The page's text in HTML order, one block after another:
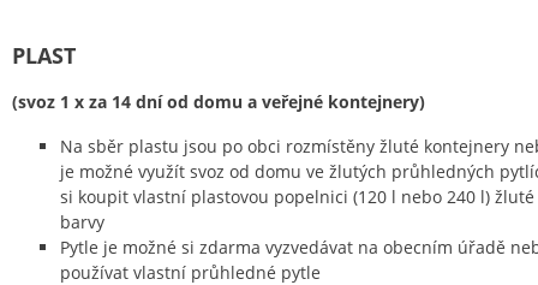
PLAST
(svoz 1 x za 14 dní od domu a veřejné kontejnery)
Na sběr plastu jsou po obci rozmístěny žluté kontejnery
je možné využít svoz od domu ve žlutých průhledných
si koupit vlastní plastovou popelnici (120 l nebo 240 l) žluté
barvy
Pytle je možné si zdarma vyzvedávat na obecním úřadě
používat vlastní průhledné pytle